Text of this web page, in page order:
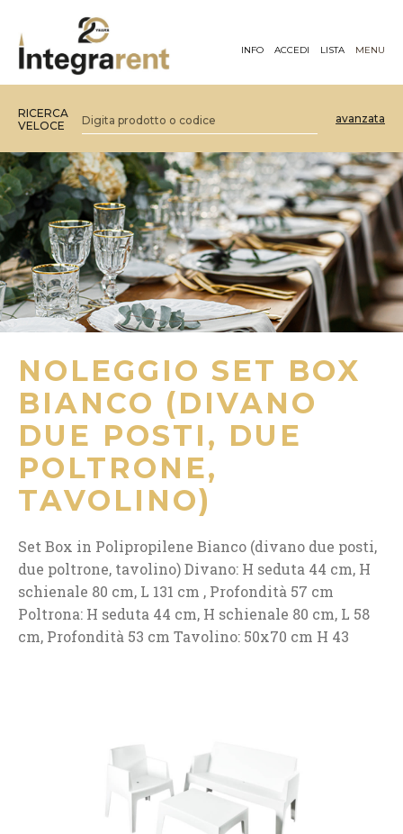
INFO ACCEDI LISTA MENU
RICERCA
VELOCE
avanzata
NOLEGGIO SET BOX
BIANCO (DIVANO
DUE POSTI, DUE
POLTRONE,
TAVOLINO)
Set Box in Polipropilene Bianco (divano due posti,
due poltrone, tavolino) Divano: H seduta 44 cm, H
schienale 80 cm, L 131 cm , Profondità 57 cm
Poltrona: H seduta 44 cm, H schienale 80 cm, L 58
cm, Profondità 53 cm Tavolino: 50x70 cm H 43